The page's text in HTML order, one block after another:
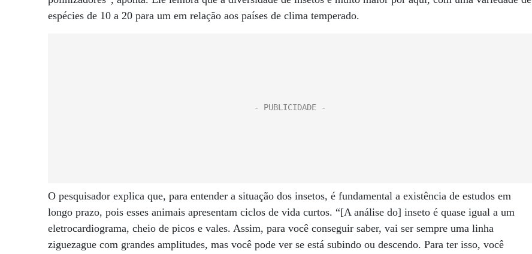
espécies de 10 a 20 para um em relação aos países de clima temperado.
O pesquisador explica que, para entender a situação dos insetos, é fundamental a existência de estudos em
longo prazo, pois esses animais apresentam ciclos de vida curtos. “[A análise do] inseto é quase igual a um
eletrocardiograma, cheio de picos e vales. Assim, para você conseguir saber, vai ser sempre uma linha
ziguezague com grandes amplitudes, mas você pode ver se está subindo ou descendo. Para ter isso, você